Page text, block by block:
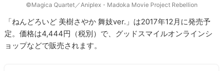
©Magica Quartet／Aniplex・Madoka Movie Project Rebellion
「ねんどろいど 美樹さやか 舞妓ver.」は2017年12月に発売予
定。価格は4,444円（税別）で、グッドスマイルオンラインシ
ョップなどで販売されます。